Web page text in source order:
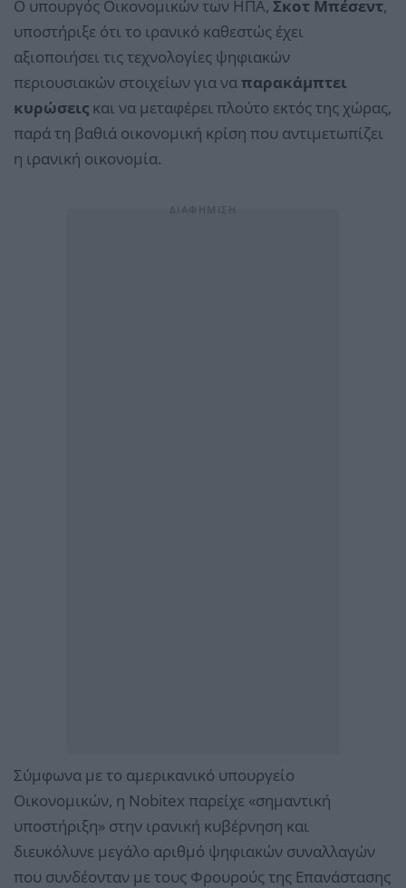
Ο υπουργός Οικονομικών των ΗΠΑ, Σκοτ Μπέσεντ,
υποστήριξε ότι το ιρανικό καθεστώς έχει
αξιοποιήσει τις τεχνολογίες ψηφιακών
περιουσιακών στοιχείων για ναπαρακάμπτει
κυρώσεις και να μεταφέρει πλούτο εκτός της χώρας,
παρά τη βαθιά οικονομική κρίση που αντιμετωπίζει
η ιρανική οικονομία.
Σύμφωνα με το αμερικανικό υπουργείο
Οικονομικών, η Nobitex παρείχε «σημαντική
υποστήριξη» στην ιρανική κυβέρνηση και
διευκόλυνε μεγάλο αριθμό ψηφιακών συναλλαγών
που συνδέονταν με τους Φρουρούς της Επανάστασης